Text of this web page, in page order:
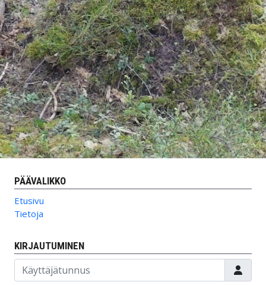
PÄÄVALIKKO
Etusivu
Tietoja
KIRJAUTUMINEN
Käyttäjätunnus